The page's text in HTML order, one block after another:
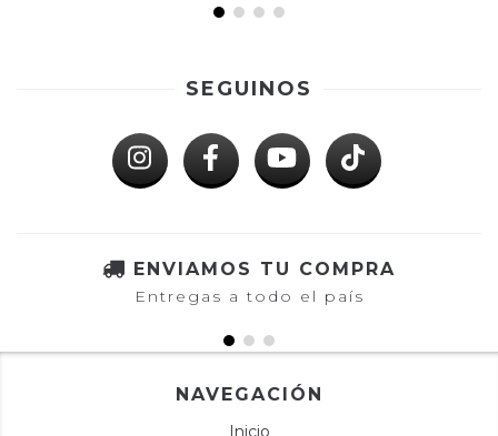
SEGUINOS
ENVIAMOS TU COMPRA
Entregas a todo el país
NAVEGACIÓN
Inicio